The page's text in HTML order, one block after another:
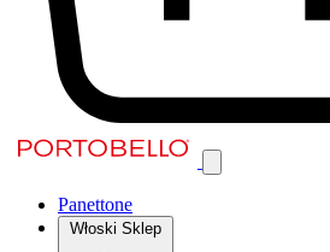
Panettone
Włoski Sklep